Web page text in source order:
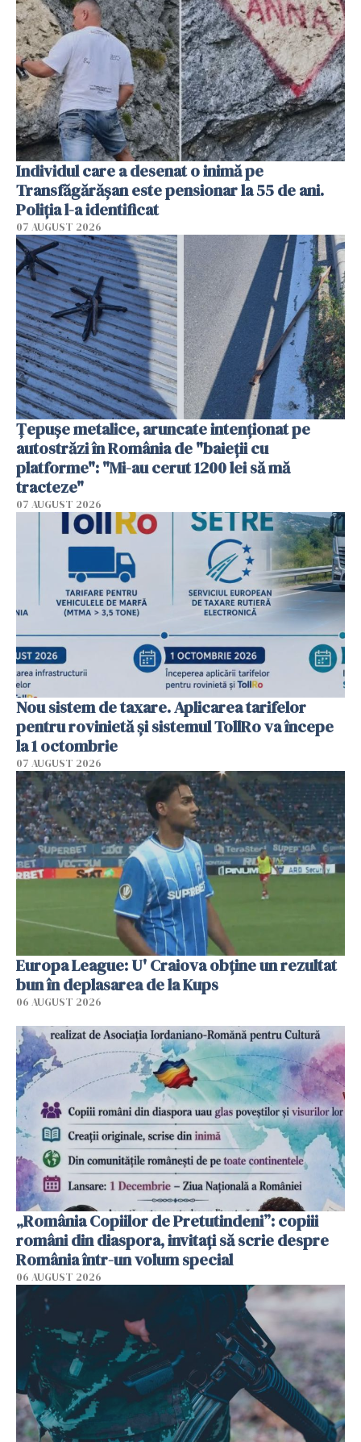
Individul care a desenat o inimă pe
Transfăgărășan este pensionar la 55 de ani.
Poliția l-a identificat
07 AUGUST 2026
Țepușe metalice, aruncate intenționat pe
autostrăzi în România de "baieții cu
platforme": "Mi-au cerut 1200 lei să mă
tracteze"
07 AUGUST 2026
Nou sistem de taxare. Aplicarea tarifelor
pentru rovinietă şi sistemul TollRo va începe
la 1 octombrie
07 AUGUST 2026
Europa League: U' Craiova obține un rezultat
bun în deplasarea de la Kups
06 AUGUST 2026
„România Copiilor de Pretutindeni”: copiii
români din diaspora, invitați să scrie despre
România într-un volum special
06 AUGUST 2026